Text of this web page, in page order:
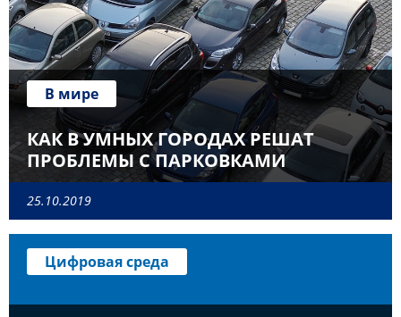
В мире
КАК В УМНЫХ ГОРОДАХ РЕШАТ
ПРОБЛЕМЫ С ПАРКОВКАМИ
25.10.2019
Цифровая среда